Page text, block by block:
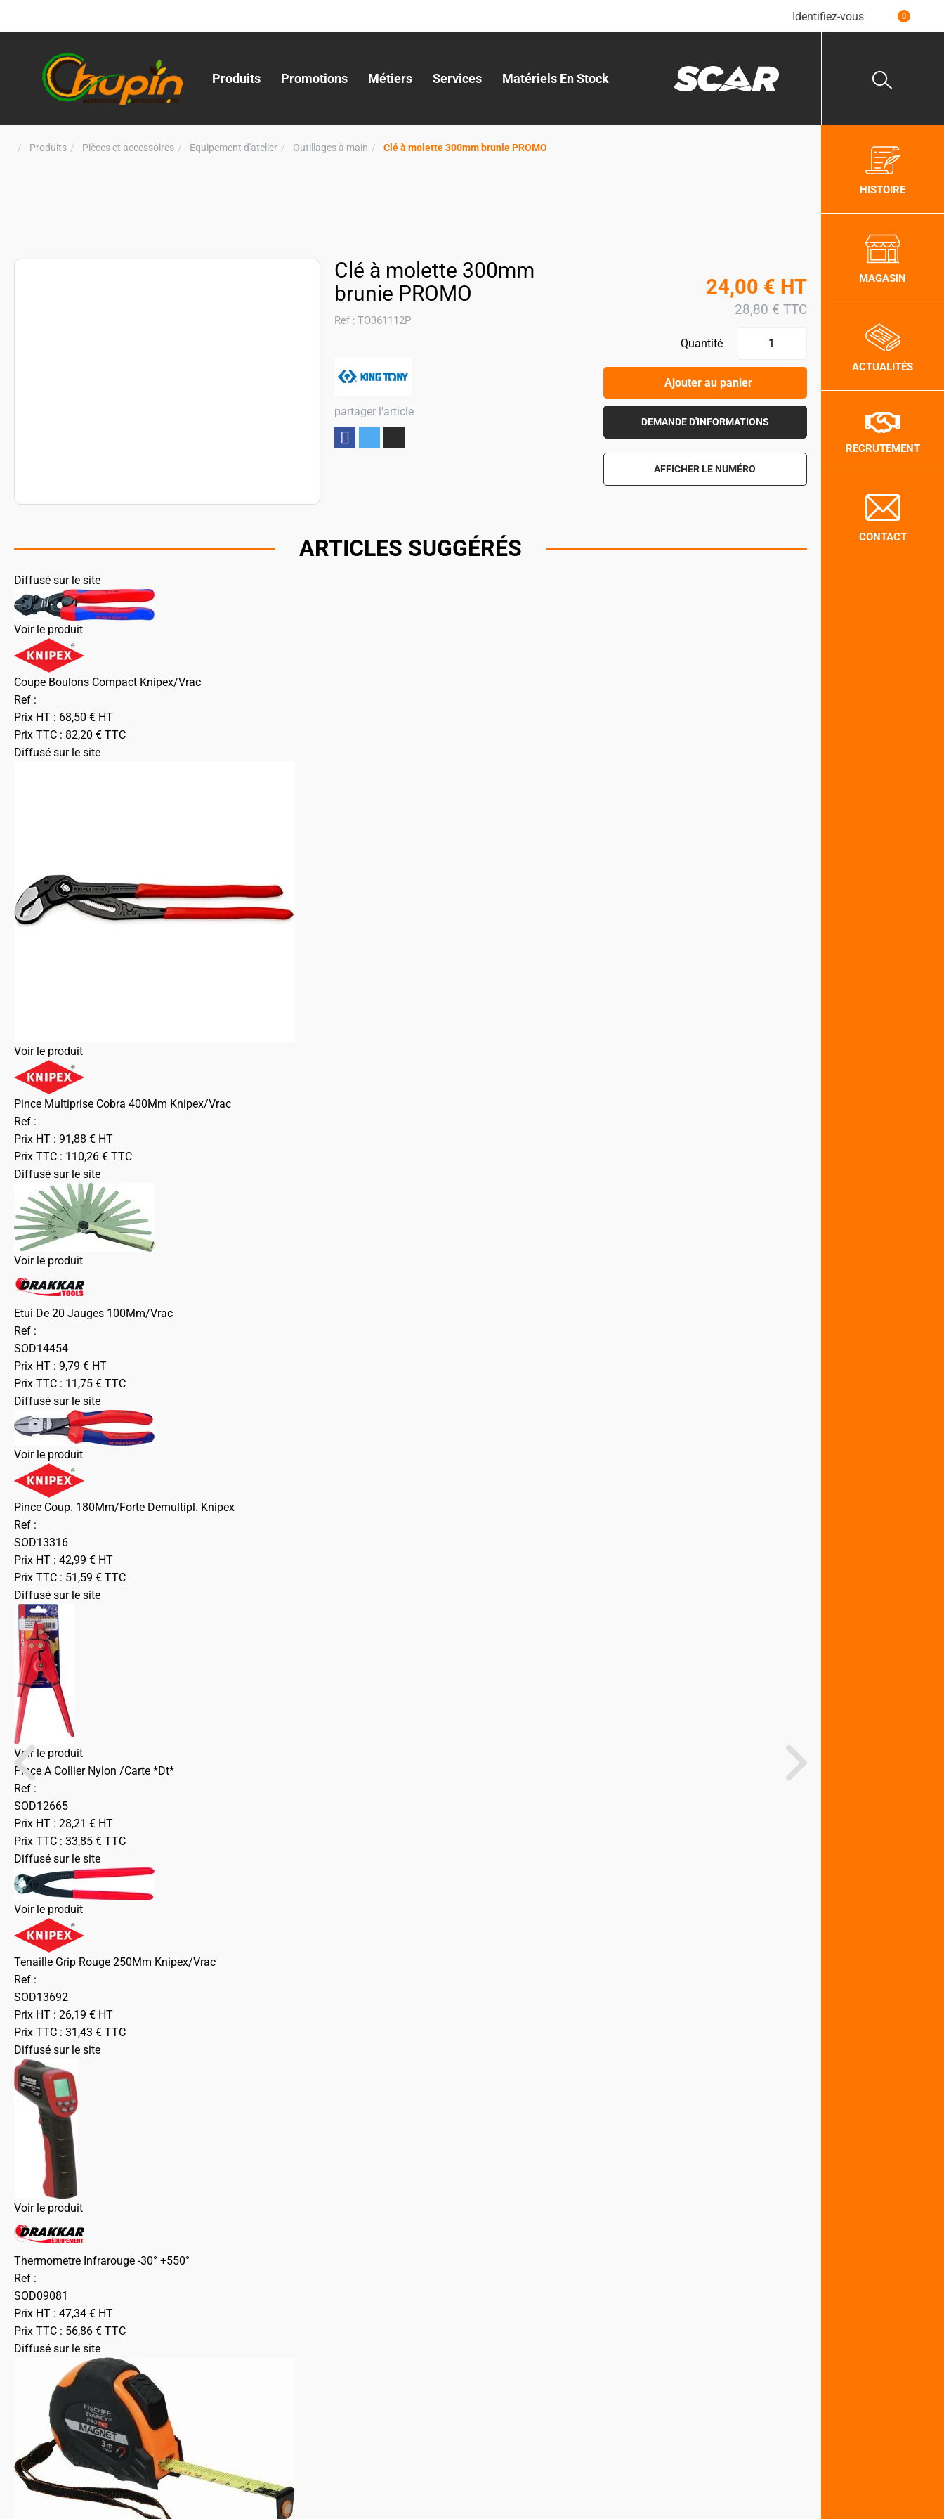
Identifiez-vous 0
Produits Promotions Métiers Services Matériels En Stock
Produits Pièces et accessoires Equipement d'atelier Outillages à main Clé à molette 300mm brunie PROMO
Clé à molette 300mm
brunie PROMO
Ref : TO361112P
partager l'article
24,00 € HT
28,80 € TTC
Quantité
Ajouter au panier
DEMANDE D'INFORMATIONS
AFFICHER LE NUMÉRO
ARTICLES SUGGÉRÉS
Diffusé sur le site
Voir le produit
Coupe Boulons Compact Knipex/Vrac
Ref :
Prix HT : 68,50 € HT
Prix TTC : 82,20 € TTC
Diffusé sur le site
Voir le produit
Pince Multiprise Cobra 400Mm Knipex/Vrac
Ref :
Prix HT : 91,88 € HT
Prix TTC : 110,26 € TTC
Diffusé sur le site
Voir le produit
Etui De 20 Jauges 100Mm/Vrac
Ref :
SOD14454
Prix HT : 9,79 € HT
Prix TTC : 11,75 € TTC
Diffusé sur le site
Voir le produit
Pince Coup. 180Mm/Forte Demultipl. Knipex
Ref :
SOD13316
Prix HT : 42,99 € HT
Prix TTC : 51,59 € TTC
Diffusé sur le site
Voir le produit
Pince A Collier Nylon /Carte *Dt*
Ref :
SOD12665
Prix HT : 28,21 € HT
Prix TTC : 33,85 € TTC
Diffusé sur le site
Voir le produit
Tenaille Grip Rouge 250Mm Knipex/Vrac
Ref :
SOD13692
Prix HT : 26,19 € HT
Prix TTC : 31,43 € TTC
Diffusé sur le site
Voir le produit
Thermometre Infrarouge -30° +550°
Ref :
SOD09081
Prix HT : 47,34 € HT
Prix TTC : 56,86 € TTC
Diffusé sur le site
HISTOIRE
MAGASIN
ACTUALITÉS
RECRUTEMENT
CONTACT